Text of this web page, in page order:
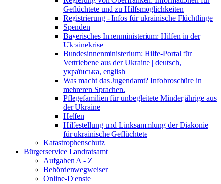
Geflüchtete und zu Hilfsmöglichkeiten
Registrierung - Infos für ukrainische Flüchtlinge
Spenden
Bayerisches Innenministerium: Hilfen in der
Ukrainekrise
Bundesinnenministerium: Hilfe-Portal für
Vertriebene aus der Ukraine | deutsch,
українська, english
Was macht das Jugendamt? Infobroschüre in
mehreren Sprachen.
Pflegefamilien für unbegleitete Minderjährige aus
der Ukraine
Helfen
Hilfestellung und Linksammlung der Diakonie
für ukrainische Geflüchtete
Katastrophenschutz
Bürgerservice Landratsamt
Aufgaben A - Z
Behördenwegweiser
Online-Dienste